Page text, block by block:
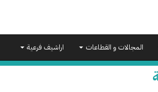
المجالات و القطاعات اراشيف فرعية